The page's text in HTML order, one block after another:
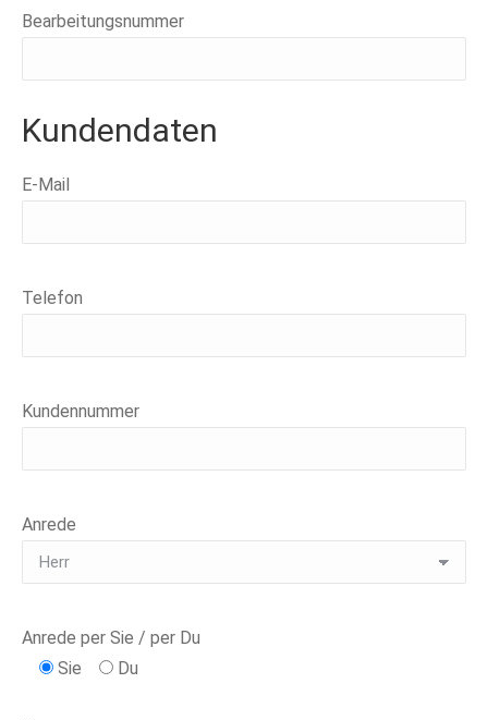
Bearbeitungsnummer
Kundendaten
E-Mail
Telefon
Kundennummer
Anrede
Anrede per Sie / per Du
Sie
Du